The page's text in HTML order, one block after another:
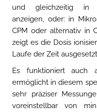
und gleichzeitig in
anzeigen, oder: in
CPM oder alternativ in
zeigt es die Dosis
Laufe der Zeit
Es funktioniert auch
ermöglicht in diesem
sehr präziser
voreinstellbar von